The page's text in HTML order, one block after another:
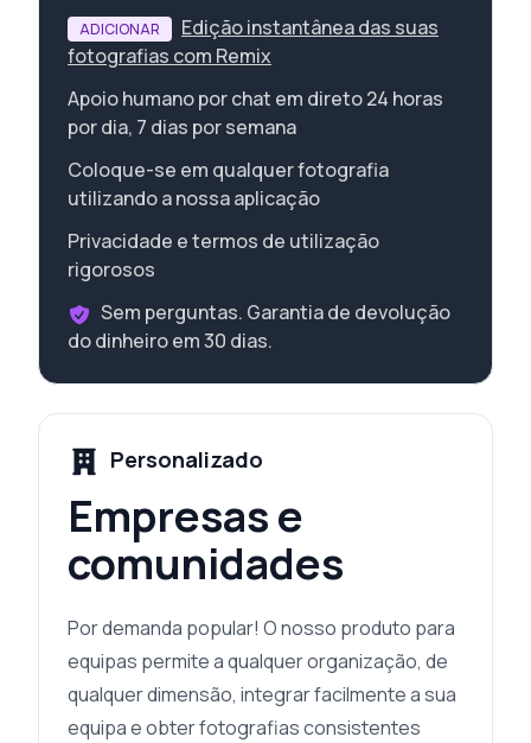
ADICIONAR
Edição instantânea das suas
fotografias com Remix
Apoio humano por chat em direto 24 horas
por dia, 7 dias por semana
Coloque-se em qualquer fotografia
utilizando a nossa aplicação
Privacidade e termos de utilização
rigorosos
Sem perguntas. Garantia de devolução
do dinheiro em 30 dias.
Personalizado
Empresas e
comunidades
Por demanda popular! O nosso produto para
equipas permite a qualquer organização, de
qualquer dimensão, integrar facilmente a sua
equipa e obter fotografias consistentes